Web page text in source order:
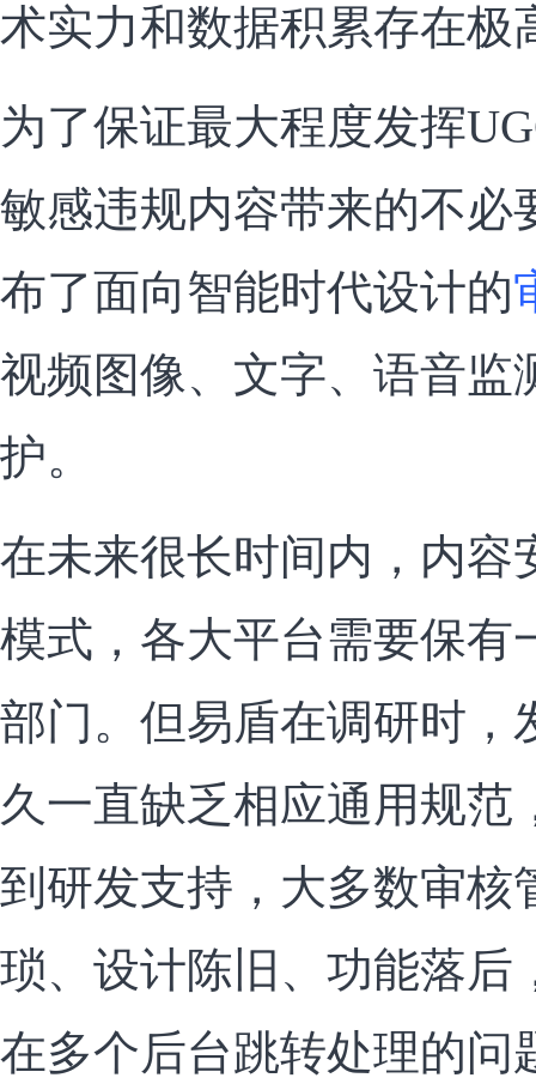
术实力和数据积累存在极
为了保证最大程度发挥
敏感违规内容带来的不必
布了面向智能时代设计的
视频图像、文字、语音监
护。
在未来很长时间内，内容
模式，各大平台需要保有
部门。但易盾在调研时，
久一直缺乏相应通用规范
到研发支持，大多数审核
琐、设计陈旧、功能落后
在多个后台跳转处理的问